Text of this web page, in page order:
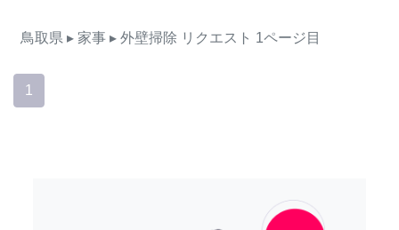
鳥取県 ▸ 家事 ▸ 外壁掃除 リクエスト 1ページ目
1